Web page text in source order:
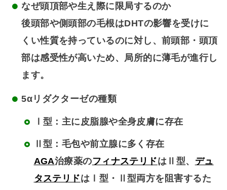
なぜ頭頂部や生え際に限局するのか
後頭部や側頭部の毛根はDHTの影響を受けに
くい性質を持っているのに対し、前頭部・頭頂
部は感受性が高いため、局所的に薄毛が進行し
ます。
5αリダクターゼの種類
Ⅰ型：主に皮脂腺や全身皮膚に存在
Ⅱ型：毛包や前立腺に多く存在
AGA治療薬のフィナステリドはⅡ型、 デュ
タステリドはⅠ型・Ⅱ型両方を阻害するた